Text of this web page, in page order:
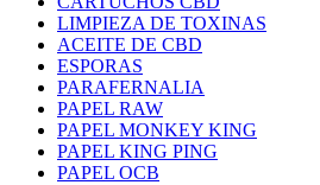
LIMPIEZA DE TOXINAS
ACEITE DE CBD
ESPORAS
PARAFERNALIA
PAPEL RAW
PAPEL MONKEY KING
PAPEL KING PING
PAPEL OCB